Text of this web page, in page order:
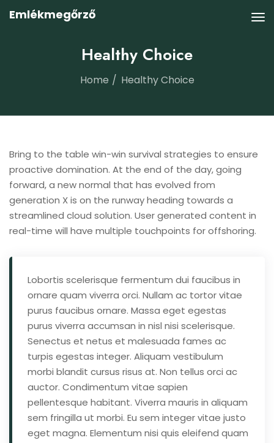
Emlékmegőrző
Healthy Choice
Home Healthy Choice
Bring to the table win-win survival strategies to ensure
proactive domination. At the end of the day, going
forward, a new normal that has evolved from
generation X is on the runway heading towards a
streamlined cloud solution. User generated content in
real-time will have multiple touchpoints for offshoring.
Lobortis scelerisque fermentum dui faucibus in
ornare quam viverra orci. Nullam ac tortor vitae
purus faucibus ornare. Massa eget egestas
purus viverra accumsan in nisl nisi scelerisque.
Senectus et netus et malesuada fames ac
turpis egestas integer. Aliquam vestibulum
morbi blandit cursus risus at. Non tellus orci ac
auctor. Condimentum vitae sapien
pellentesque habitant. Viverra mauris in aliquam
sem fringilla ut morbi. Eu sem integer vitae justo
eget magna. Elementum nisi quis eleifend quam